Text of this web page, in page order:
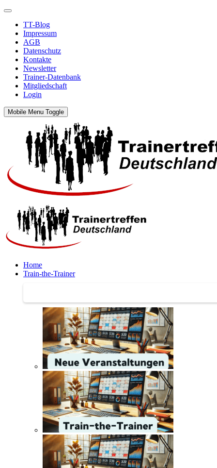
TT-Blog
Impressum
AGB
Datenschutz
Kontakte
Newsletter
Trainer-Datenbank
Mitgliedschaft
Login
Mobile Menu Toggle
Home
Train-the-Trainer